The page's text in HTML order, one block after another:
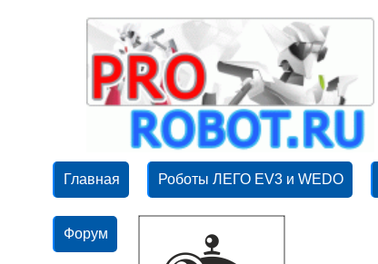
Главная Роботы ЛЕГО EV3 и WEDO
Форум